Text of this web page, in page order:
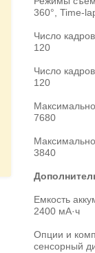
360°, Time-
Число
120
Число
120
7680
3840
Емкость
2400 мА·ч
Опции и
сенсорный